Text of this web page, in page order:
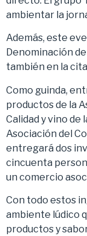
ambientar la
Además, este
Denominación
también en la
Como guinda,
productos de la
Calidad y vino de
Asociación del
entregará dos
cincuenta
un comercio
Con todo estos
ambiente lúdico
productos y